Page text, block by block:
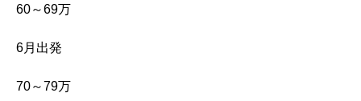
60～69万
6月出発
70～79万